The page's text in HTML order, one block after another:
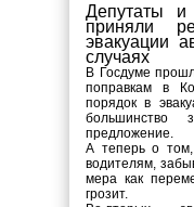
Депутаты и
приняли
эвакуации
случаях
В Госдуме
поправкам в
порядок в
большинство
предложение.
А теперь о
водителям,
мера как
грозит.